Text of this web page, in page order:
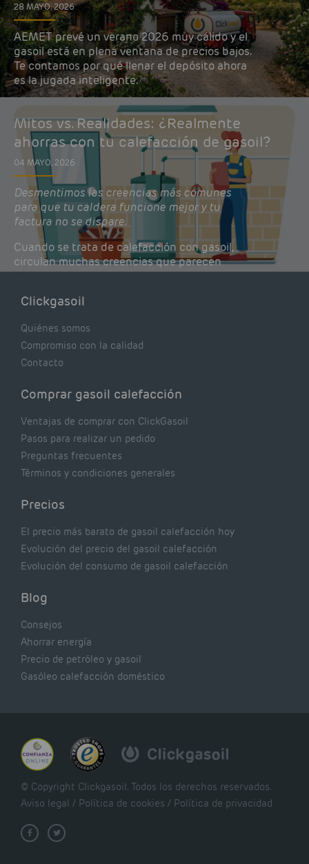
28 MAYO, 2026
AEMET prevé un verano 2026 muy cálido y el
gasoil está en plena ventana de precios bajos.
Te contamos por qué llenar el depósito ahora
es la jugada inteligente.
Mitos vs. Realidades: ¿Realmente
ahorras con tu calefacción de gasoil?
04 MAYO, 2026
Desmentimos las creencias más comunes
para que tu caldera funcione mejor y tu
factura no se dispare.
Cuando se trata de calefacción con gasoil,
circulan muchas creencias que parecen
lógicas pero que, en realidad, pueden estar
de tu caldera. Pocas se contrastan con lo que
Clickgasoil
Quiénes somos
Compromiso con la calidad
Contacto
Comprar gasoil calefacción
Ventajas de comprar con ClickGasoil
Pasos para realizar un pedido
Preguntas frecuentes
Términos y condiciones generales
Precios
El precio más barato de gasoil calefacción hoy
Evolución del precio del gasoil calefacción
Evolución del consumo de gasoil calefacción
Blog
Consejos
Ahorrar energía
Precio de petróleo y gasoil
Gasóleo calefacción doméstico
© Copyright Clickgasoil. Todos los derechos reservados.
Aviso legal / Política de cookies / Política de privacidad